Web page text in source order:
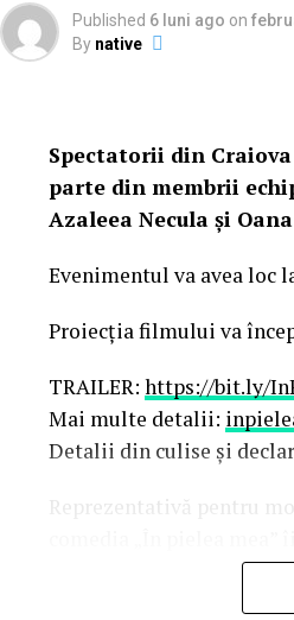
Published 6 luni ago on
By native
Spectatorii din
parte din membrii
Azaleea Necula și
Evenimentul va avea loc
Proiecția filmului va
TRAILER: https://bit.ly/
Mai multe detalii:
Detalii din culise și
Reprezentativă pentru
Costache, Oana